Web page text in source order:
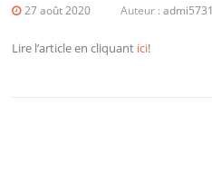
27 août 2020 Auteur :admi5731
Lire l’article en cliquant ici!